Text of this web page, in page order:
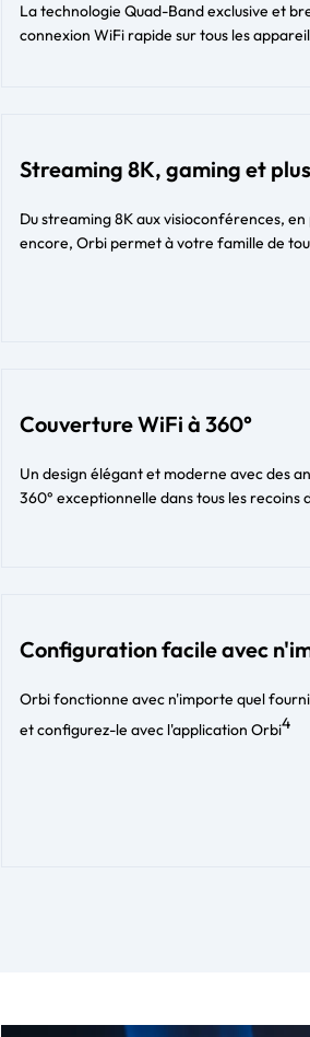
La technologie Quad-Band exclusive et
connexion WiFi rapide sur tous les
Streaming 8K, gaming et
Du streaming 8K aux visioconférences,
encore, Orbi permet à votre famille de
Couverture WiFi à 360°
Un design élégant et moderne avec des
360° exceptionnelle dans tous les
Configuration facile avec
Orbi fonctionne avec n'importe quel
et configurez-le avec l'application Orbi4